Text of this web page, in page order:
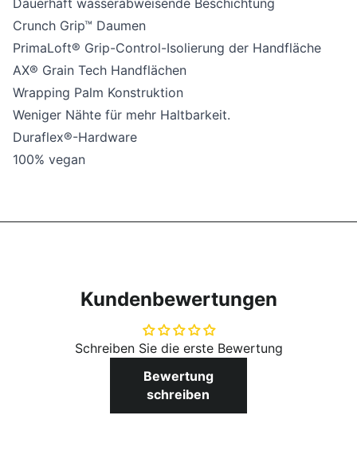
Dauerhaft wasserabweisende Beschichtung
Crunch Grip™ Daumen
PrimaLoft® Grip-Control-Isolierung der Handfläche
AX® Grain Tech Handflächen
Wrapping Palm Konstruktion
Weniger Nähte für mehr Haltbarkeit.
Duraflex®-Hardware
100% vegan
Kundenbewertungen
Schreiben Sie die erste Bewertung
Bewertung
schreiben